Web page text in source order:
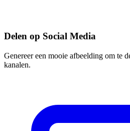
Delen op Social Media
Genereer een mooie afbeelding om te
kanalen.